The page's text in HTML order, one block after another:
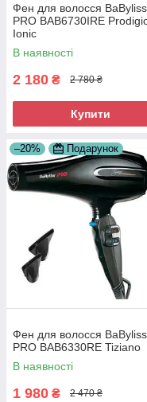
Фен для волосся BaByliss
PRO BAB6730IRE
Ionic
В наявності
2 180 ₴ 2 780 ₴
Купити
–20% Подарунок
Фен для волосся BaByliss
PRO BAB6330RE Tiziano
В наявності
1 980 ₴ 2 470 ₴